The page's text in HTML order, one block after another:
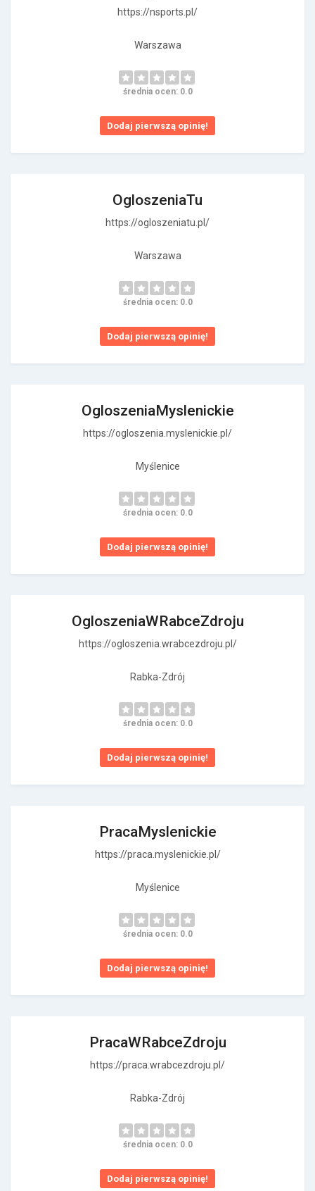
https://nsports.pl/
Warszawa
średnia ocen: 0.0
Dodaj pierwszą opinię!
OgloszeniaTu
https://ogloszeniatu.pl/
Warszawa
średnia ocen: 0.0
Dodaj pierwszą opinię!
OgloszeniaMyslenickie
https://ogloszenia.myslenickie.pl/
Myślenice
średnia ocen: 0.0
Dodaj pierwszą opinię!
OgloszeniaWRabceZdroju
https://ogloszenia.wrabcezdroju.pl/
Rabka-Zdrój
średnia ocen: 0.0
Dodaj pierwszą opinię!
PracaMyslenickie
https://praca.myslenickie.pl/
Myślenice
średnia ocen: 0.0
Dodaj pierwszą opinię!
PracaWRabceZdroju
https://praca.wrabcezdroju.pl/
Rabka-Zdrój
średnia ocen: 0.0
Dodaj pierwszą opinię!